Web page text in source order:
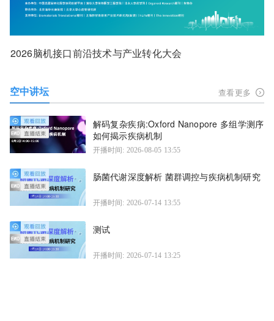
2026脑机接口前沿技术与产业转化大会
空中讲坛 查看更多
解码复杂疾病:Oxford Nanopore 多组学测序
如何揭示疾病机制
开播时间: 2026-08-05 13:55
肠菌代谢深度解析 菌群调控与疾病机制研究
开播时间: 2026-07-14 13:55
测试
开播时间: 2026-07-14 13:25